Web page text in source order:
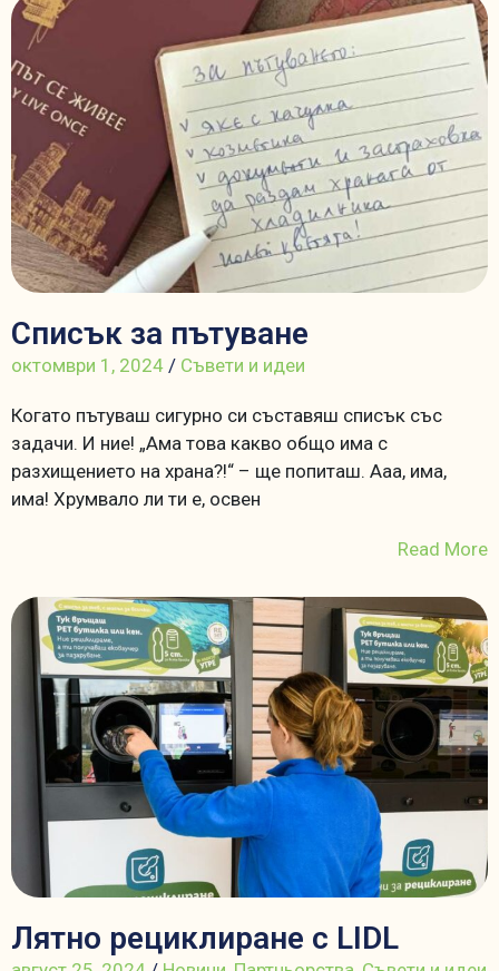
Списък за пътуване
октомври 1, 2024 / Съвети и идеи
Когато пътуваш сигурно си съставяш списък със
задачи. И ние! „Ама това какво общо има с
разхищението на храна?!“ – ще попиташ. Ааа, има,
има! Хрумвало ли ти е, освен
Read More
Лятно рециклиране с LIDL